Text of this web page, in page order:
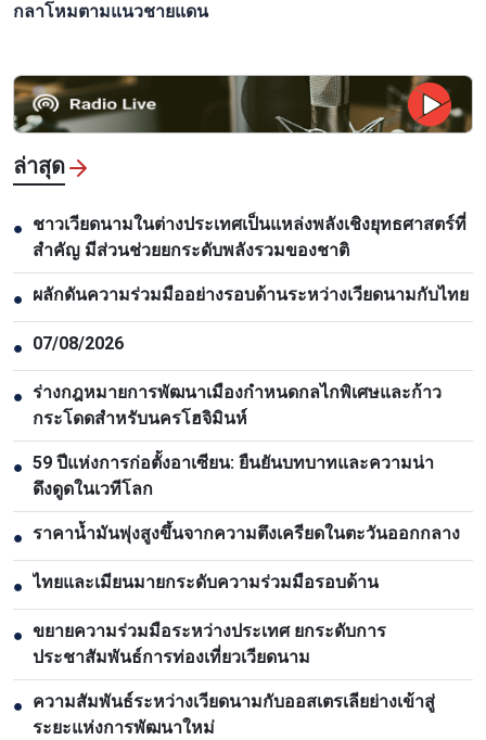
กลาโหมตามแนวชายแดน
ล่าสุด
● ชาวเวียดนามในต่างประเทศเป็นแหล่งพลังเชิงยุทธศาสตร์ที่
สำคัญ มีส่วนช่วยยกระดับพลังรวมของชาติ
● ผลักดันความร่วมมืออย่างรอบด้านระหว่างเวียดนามกับไทย
● 07/08/2026
● ร่างกฎหมายการพัฒนาเมืองกำหนดกลไกพิเศษและก้าว
กระโดดสำหรับนครโฮจิมินห์
● 59 ปีแห่งการก่อตั้งอาเซียน: ยืนยันบทบาทและความน่า
ดึงดูดในเวทีโลก
● ราคาน้ำมันพุ่งสูงขึ้นจากความตึงเครียดในตะวันออกกลาง
● ไทยและเมียนมายกระดับความร่วมมือรอบด้าน
● ขยายความร่วมมือระหว่างประเทศ ยกระดับการ
ประชาสัมพันธ์การท่องเที่ยวเวียดนาม
● ความสัมพันธ์ระหว่างเวียดนามกับออสเตรเลียย่างเข้าสู่
ระยะแห่งการพัฒนาใหม่